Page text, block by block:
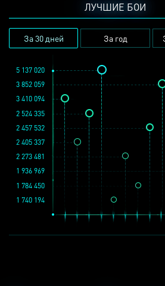
ЛУЧШИЕ БОИ
За 30 дней За год
1 936 969
3 852 059
2 457 532
1 784 450
2 273 481
1 740 194
5 137 020
2 524 335
2 405 337
3 410 094